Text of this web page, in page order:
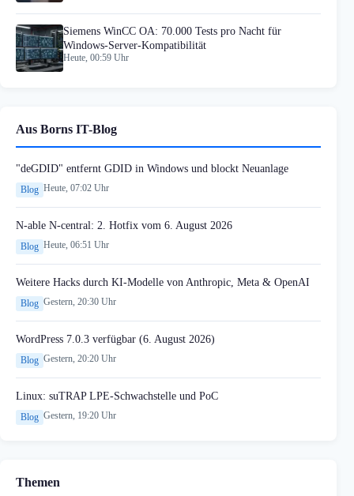
Siemens WinCC OA: 70.000 Tests pro Nacht für
Windows-Server-Kompatibilität
Heute, 00:59 Uhr
Aus Borns IT-Blog
"deGDID" entfernt GDID in Windows und blockt Neuanlage
Blog Heute, 07:02 Uhr
N-able N-central: 2. Hotfix vom 6. August 2026
Blog Heute, 06:51 Uhr
Weitere Hacks durch KI-Modelle von Anthropic, Meta & OpenAI
Blog Gestern, 20:30 Uhr
WordPress 7.0.3 verfügbar (6. August 2026)
Blog Gestern, 20:20 Uhr
Linux: suTRAP LPE-Schwachstelle und PoC
Blog Gestern, 19:20 Uhr
Themen